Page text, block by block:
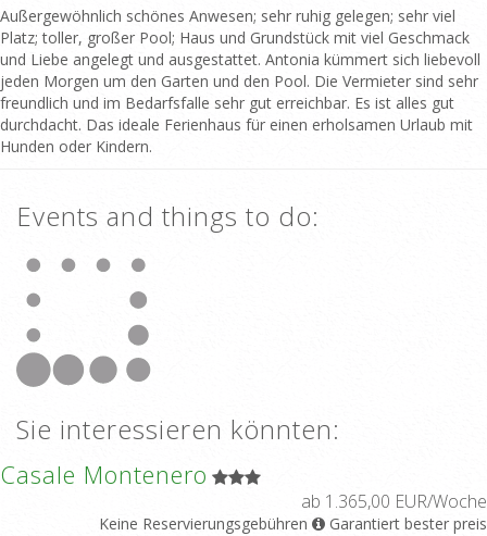
Außergewöhnlich schönes Anwesen; sehr ruhig gelegen; sehr viel
Platz; toller, großer Pool; Haus und Grundstück mit viel Geschmack
und Liebe angelegt und ausgestattet. Antonia kümmert sich liebevoll
jeden Morgen um den Garten und den Pool. Die Vermieter sind sehr
freundlich und im Bedarfsfalle sehr gut erreichbar. Es ist alles gut
durchdacht. Das ideale Ferienhaus für einen erholsamen Urlaub mit
Hunden oder Kindern.
Events and things to do:
Sie interessieren könnten:
Casale Montenero
ab 1.365,00 EUR/Woche
Keine Reservierungsgebühren Garantiert bester preis